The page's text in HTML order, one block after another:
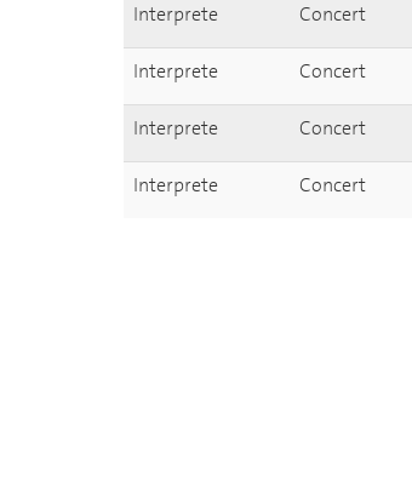
Interprete Concert
Interprete Concert
Interprete Concert
Interprete Concert